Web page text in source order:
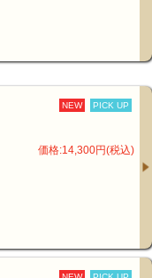
NEW PICK UP
価格:14,300円(税込)